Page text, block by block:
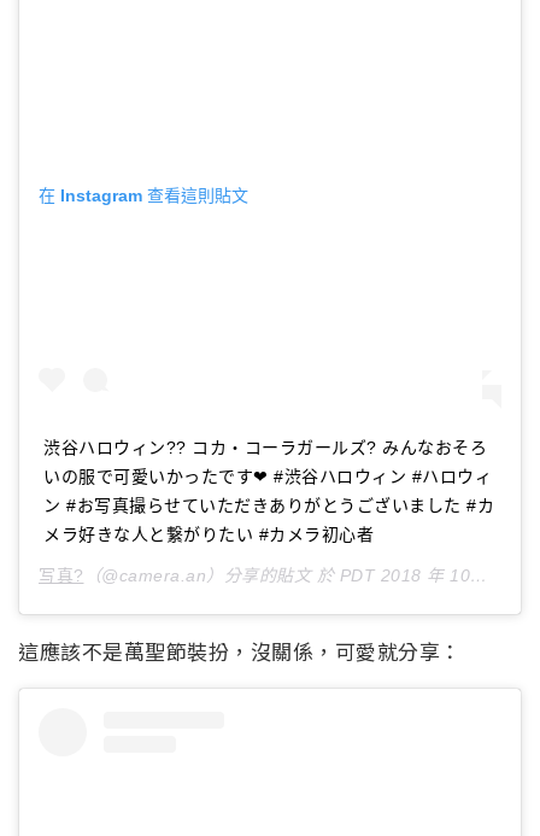
在 Instagram 查看這則貼文
渋谷ハロウィン?? コカ・コーラガールズ? みんなおそろ
いの服で可愛いかったです❤ #渋谷ハロウィン #ハロウィ
ン #お写真撮らせていただきありがとうございました #カ
メラ好きな人と繋がりたい #カメラ初心者
写真? （@camera.an）分享的貼文 於 PDT 2018 年 10月 月 27 日 上午 6:04
這應該不是萬聖節裝扮，沒關係，可愛就分享：